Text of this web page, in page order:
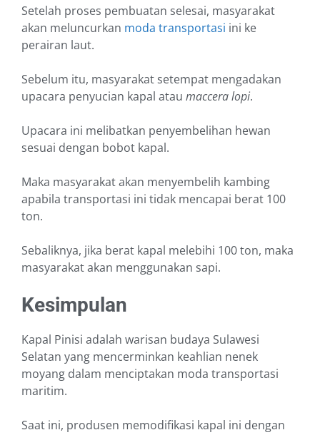
Setelah proses pembuatan selesai, masyarakat
akan meluncurkan moda transportasi ini ke
perairan laut.
Sebelum itu, masyarakat setempat mengadakan
upacara penyucian kapal atau maccera lopi.
Upacara ini melibatkan penyembelihan hewan
sesuai dengan bobot kapal.
Maka masyarakat akan menyembelih kambing
apabila transportasi ini tidak mencapai berat 100
ton.
Sebaliknya, jika berat kapal melebihi 100 ton, maka
masyarakat akan menggunakan sapi.
Kesimpulan
Kapal Pinisi adalah warisan budaya Sulawesi
Selatan yang mencerminkan keahlian nenek
moyang dalam menciptakan moda transportasi
maritim.
Saat ini, produsen memodifikasi kapal ini dengan